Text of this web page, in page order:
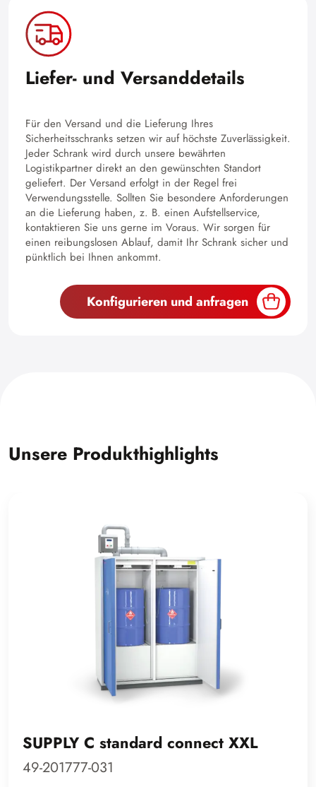
Liefer- und Versanddetails
Für den Versand und die Lieferung Ihres
Sicherheitsschranks setzen wir auf höchste Zuverlässigkeit.
Jeder Schrank wird durch unsere bewährten
Logistikpartner direkt an den gewünschten Standort
geliefert. Der Versand erfolgt in der Regel frei
Verwendungsstelle. Sollten Sie besondere Anforderungen
an die Lieferung haben, z. B. einen Aufstellservice,
kontaktieren Sie uns gerne im Voraus. Wir sorgen für
einen reibungslosen Ablauf, damit Ihr Schrank sicher und
pünktlich bei Ihnen ankommt.
Konfigurieren und anfragen
Unsere Produkthighlights
SUPPLY C standard connect XXL
49-201777-031